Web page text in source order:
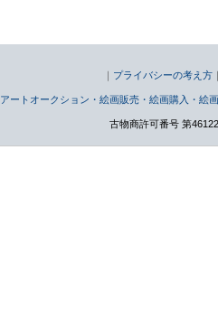
｜ プライバシーの考え方
アートオークション・絵画販売・絵画購入・
古物商許可番号 第